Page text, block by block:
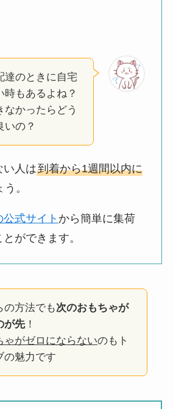
達のときに自宅
時もあるよね？
なかったらどう
いの？
い人は到着から1週間以内に
。
式サイト から簡単に集荷
ができます。
の方法でも次のおもちゃが
が先！
ゃがゼロにならないのもト
の魅力です